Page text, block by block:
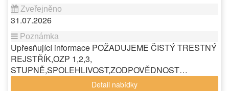
31.07.2026
Upřesňující informace POŽADUJEME ČISTÝ TRESTNÝ
REJSTŘÍK,OZP 1,2,3,
STUPNĚ,SPOLEHLIVOST,ZODPOVĚDNOST…
Detail nabídky